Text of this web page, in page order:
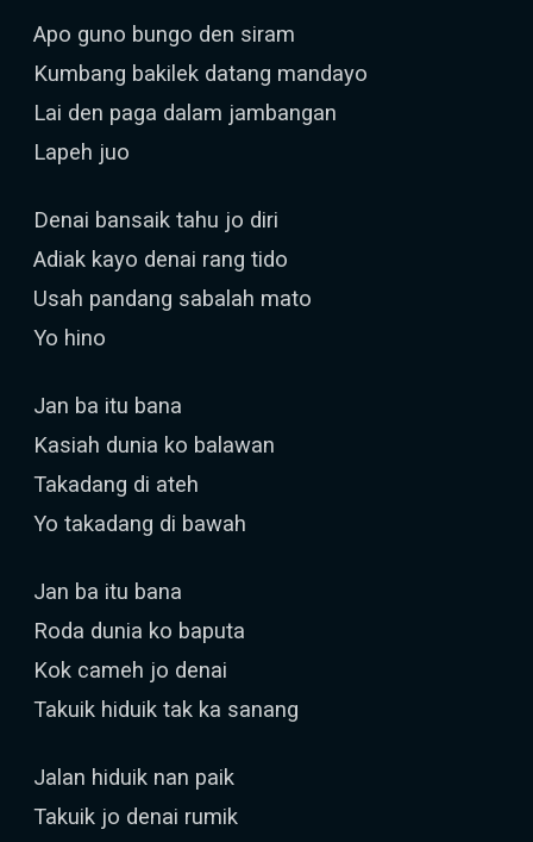
Apo guno bungo den siram
Kumbang bakilek datang mandayo
Lai den paga dalam jambangan
Lapeh juo
Denai bansaik tahu jo diri
Adiak kayo denai rang tido
Usah pandang sabalah mato
Yo hino
Jan ba itu bana
Kasiah dunia ko balawan
Takadang di ateh
Yo takadang di bawah
Jan ba itu bana
Roda dunia ko baputa
Kok cameh jo denai
Takuik hiduik tak ka sanang
Jalan hiduik nan paik
Takuik jo denai rumik